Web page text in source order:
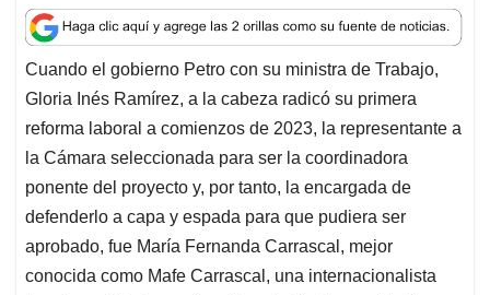
a
t
s
A
p
p
c
e
b
o
o
k
n
k
e
d
I
n
a
i
l
r
e
a
d
s
Cuando el gobierno Petro con su ministra de Trabajo,
Gloria Inés Ramírez, a la cabeza radicó su primera
reforma laboral a comienzos de 2023, la representante a
la Cámara seleccionada para ser la coordinadora
ponente del proyecto y, por tanto, la encargada de
defenderlo a capa y espada para que pudiera ser
aprobado, fue María Fernanda Carrascal, mejor
conocida como Mafe Carrascal, una internacionalista